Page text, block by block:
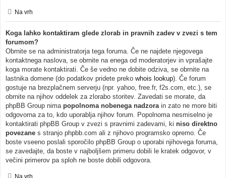
Na vrh
Koga lahko kontaktiram glede zlorab in pravnih zadev v zvezi s tem
forumom?
Obrnite se na administratorja tega foruma. Če ne najdete njegovega
kontaktnega naslova, se obrnite na enega od moderatorjev in vprašajte
koga morate kontaktirati. Če še vedno ne dobite odziva, se obrnite na
lastnika domene (do podatkov pridete preko whois lookup). Če forum
gostuje na brezplačnem serverju (npr. yahoo, free.fr, f2s.com, etc.), se
obrnite na njihov oddelek za zlorabo storitev. Zavedati se morate, da
phpBB Group nima popolnoma nobenega nadzora in zato ne more biti
odgovorna za to, kdo uporablja njihov forum. Popolnoma nesmiselno je
kontaktirati phpBB Group v zvezi s pravnimi zadevami, ki niso direktno
povezane s stranjo phpbb.com ali z njihovo programsko opremo. Če
boste vseeno poslali sporočilo phpBB Group o uporabi njihovega foruma,
se zavedajte, da boste v najboljšem primeru dobili le kratek odgovor, v
večini primerov pa sploh ne boste dobili odgovora.